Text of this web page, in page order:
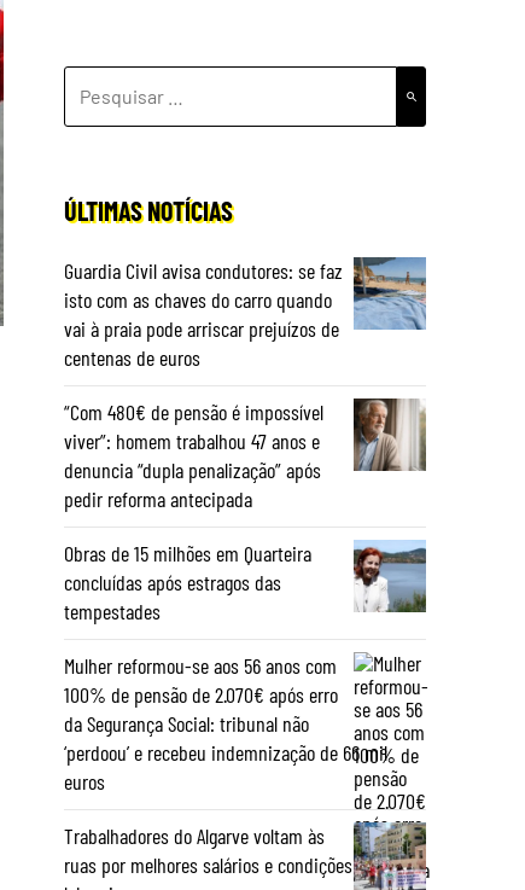
POR:
ÚLTIMAS NOTÍCIAS
Guardia Civil avisa condutores: se faz
isto com as chaves do carro quando
vai à praia pode arriscar prejuízos de
centenas de euros
“Com 480€ de pensão é impossível
viver”: homem trabalhou 47 anos e
denuncia “dupla penalização” após
pedir reforma antecipada
Obras de 15 milhões em Quarteira
concluídas após estragos das
tempestades
Mulher reformou-se aos 56 anos com
100% de pensão de 2.070€ após erro
da Segurança Social: tribunal não
‘perdoou’ e recebeu indemnização de 66 mil
euros
Trabalhadores do Algarve voltam às
ruas por melhores salários e condições